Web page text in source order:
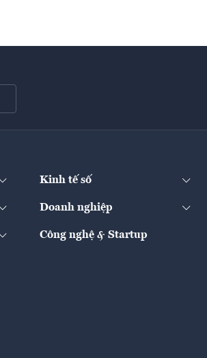
Kinh tế số
Doanh nghiệp
Công nghệ & Startup